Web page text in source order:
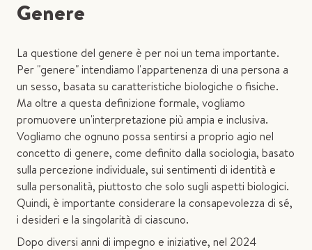
Genere
La questione del genere è per noi un tema importante.
Per "genere" intendiamo l'appartenenza di una persona a
un sesso, basata su caratteristiche biologiche o fisiche.
Ma oltre a questa definizione formale, vogliamo
promuovere un'interpretazione più ampia e inclusiva.
Vogliamo che ognuno possa sentirsi a proprio agio nel
concetto di genere, come definito dalla sociologia, basato
sulla percezione individuale, sui sentimenti di identità e
sulla personalità, piuttosto che solo sugli aspetti biologici.
Quindi, è importante considerare la consapevolezza di sé,
i desideri e la singolarità di ciascuno.
Dopo diversi anni di impegno e iniziative, nel 2024